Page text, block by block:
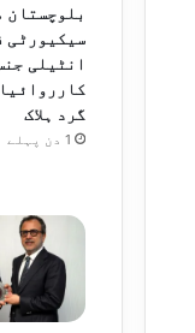
بلوچستان
سیکیورٹی
انٹیلی
گرد ہلاک
1 دن پہلے